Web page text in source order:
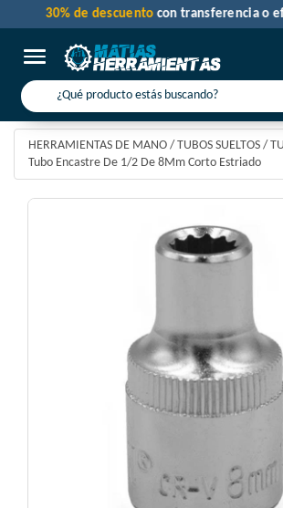
Toggle navigation
30% de descuento con transferencia
HERRAMIENTAS DE MANO / TUBOS SUELTOS /
Tubo Encastre De 1/2 De 8Mm Corto Estriado